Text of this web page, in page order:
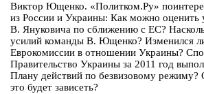
Виктор Ющенко. «Политком.Ру»
из России и Украины: Как можно оценить
В. Януковича по сближению с ЕС?
усилий команды В. Ющенко? Изменился
Еврокомиссии в отношении Украины?
Правительство Украины за 2011 год
Плану действий по безвизовому режиму?
это будет зависеть?